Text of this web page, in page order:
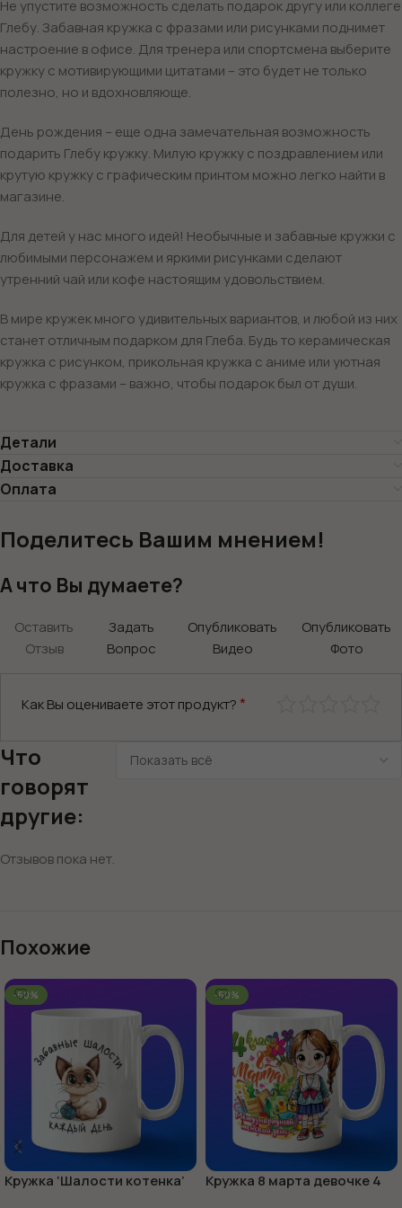
Не упустите возможность сделать подарок другу или коллеге
Глебу. Забавная кружка с фразами или рисунками поднимет
настроение в офисе. Для тренера или спортсмена выберите
кружку с мотивирующими цитатами – это будет не только
полезно, но и вдохновляюще.
День рождения – еще одна замечательная возможность
подарить Глебу кружку. Милую кружку с поздравлением или
крутую кружку с графическим принтом можно легко найти в
магазине.
Для детей у нас много идей! Необычные и забавные кружки с
любимыми персонажем и яркими рисунками сделают
утренний чай или кофе настоящим удовольствием.
В мире кружек много удивительных вариантов, и любой из них
станет отличным подарком для Глеба. Будь то керамическая
кружка с рисунком, прикольная кружка с аниме или уютная
кружка с фразами – важно, чтобы подарок был от души.
Детали
Доставка
Оплата
Поделитесь Вашим мнением!
А что Вы думаете?
Оставить
Отзыв
Задать
Вопрос
Опубликовать
Видео
Опубликовать
Фото
Как Вы оцениваете этот продукт? *
Что
говорят
другие:
Отзывов пока нет.
Похожие
-60%
Кружка ‘Шалости котенка’
-60%
Кружка 8 марта девочке 4